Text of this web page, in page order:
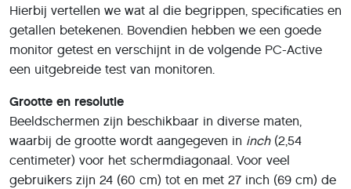
Hierbij vertellen we wat al die begrippen, specificaties en
getallen betekenen. Bovendien hebben we een goede
monitor getest en verschijnt in de volgende PC-Active
een uitgebreide test van monitoren.
Grootte en resolutie
Beeldschermen zijn beschikbaar in diverse maten,
waarbij de grootte wordt aangegeven in inch (2,54
centimeter) voor het schermdiagonaal. Voor veel
gebruikers zijn 24 (60 cm) tot en met 27 inch (69 cm) de